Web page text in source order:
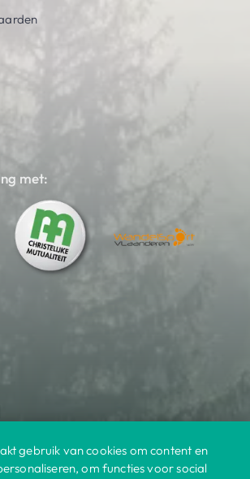
met:
gebruik van cookies om content en
om functies voor social